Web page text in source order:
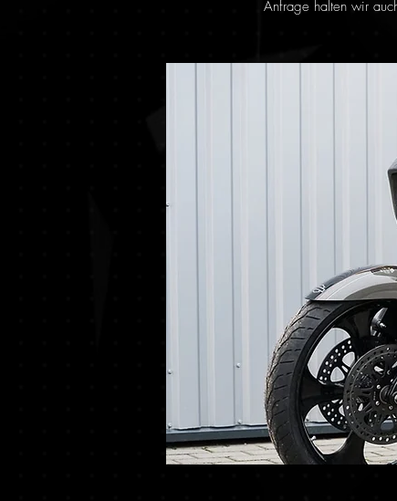
Anfrage halten wir